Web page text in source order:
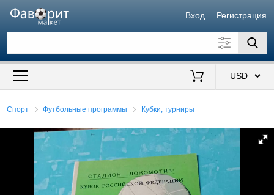
Вход Регистрация
Искать также в описании
Спорт Футбольные программы Кубки, турниры